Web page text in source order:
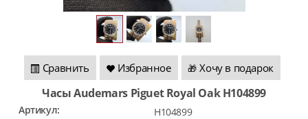
Сравнить Избранное 🎁 Хочу в подарок
Часы Audemars Piguet Royal Oak H104899
Артикул:
H104899